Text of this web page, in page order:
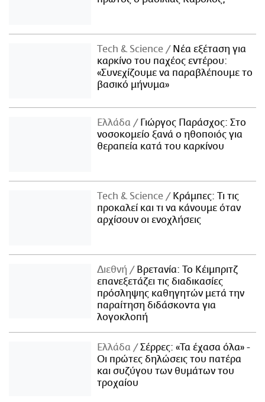
Τech & Science
Νέα εξέταση για
καρκίνο του παχέος εντέρου:
«Συνεχίζουμε να παραβλέπουμε το
βασικό μήνυμα»
Ελλάδα
Γιώργος Παράσχος: Στο
νοσοκομείο ξανά ο ηθοποιός για
θεραπεία κατά του καρκίνου
Τech & Science
Κράμπες: Τι τις
προκαλεί και τι να κάνουμε όταν
αρχίσουν οι ενοχλήσεις
Διεθνή
Βρετανία: Το Κέιμπριτζ
επανεξετάζει τις διαδικασίες
πρόσληψης καθηγητών μετά την
παραίτηση διδάσκοντα για
λογοκλοπή
Ελλάδα
Σέρρες: «Τα έχασα όλα» -
Οι πρώτες δηλώσεις του πατέρα
και συζύγου των θυμάτων του
τροχαίου